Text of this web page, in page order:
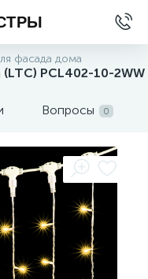
фасада дома
PCL402-10-2WW
Вопросы 0